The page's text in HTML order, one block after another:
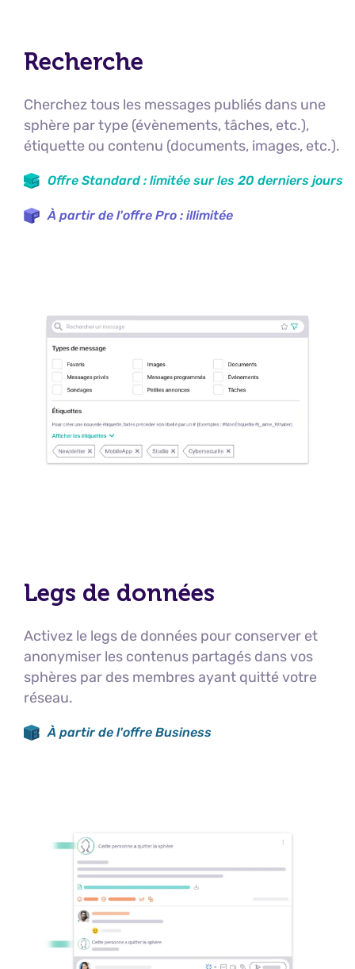
Recherche
Cherchez tous les messages publiés dans une
sphère par type (évènements, tâches, etc.),
étiquette ou contenu (documents, images, etc.).
Offre Standard : limitée sur les 20 derniers jours
À partir de l'offre Pro : illimitée
Legs de données
Activez le legs de données pour conserver et
anonymiser les contenus partagés dans vos
sphères par des membres ayant quitté votre
réseau.
À partir de l'offre Business